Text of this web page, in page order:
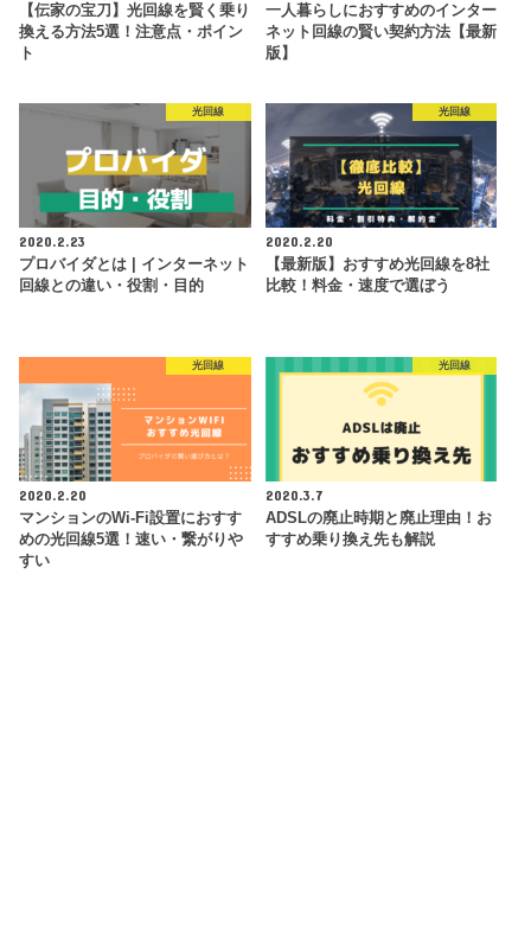
【伝家の宝刀】光回線を賢く乗り
換える方法5選！注意点・ポイン
ト
一人暮らしにおすすめのインター
ネット回線の賢い契約方法【最新
版】
光回線
2020.2.23
プロバイダとは | インターネット
回線との違い・役割・目的
光回線
2020.2.20
【最新版】おすすめ光回線を8社
比較！料金・速度で選ぼう
光回線
2020.2.20
マンションのWi-Fi設置におすす
めの光回線5選！速い・繋がりや
すい
光回線
2020.3.7
ADSLの廃止時期と廃止理由！お
すすめ乗り換え先も解説